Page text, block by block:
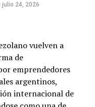
por mucho tiempo
los sentidos de
los fanáticos del
perreos de su
julio 24, 2026
vuelven a
de
emprendedores
argentinos,
internacional de